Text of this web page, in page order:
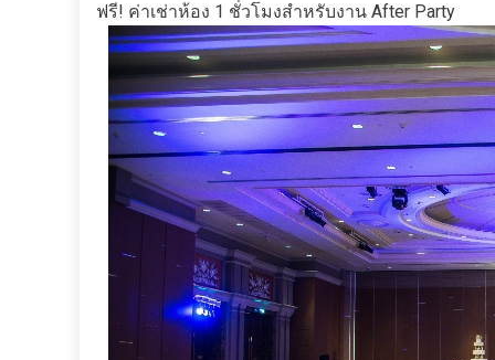
ฟรี! ค่าเช่าห้อง 1 ชั่วโมงสำหรับงาน After Party